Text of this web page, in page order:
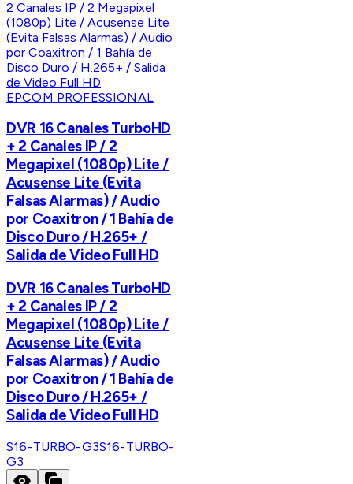
EPCOM PROFESSIONAL
DVR 16 Canales TurboHD
+ 2 Canales IP / 2
Megapixel (1080p) Lite /
Acusense Lite (Evita
Falsas Alarmas) / Audio
por Coaxitron / 1 Bahía de
Disco Duro / H.265+ /
Salida de Video Full HD
DVR 16 Canales TurboHD
+ 2 Canales IP / 2
Megapixel (1080p) Lite /
Acusense Lite (Evita
Falsas Alarmas) / Audio
por Coaxitron / 1 Bahía de
Disco Duro / H.265+ /
Salida de Video Full HD
S16-TURBO-G3S16-TURBO-
G3